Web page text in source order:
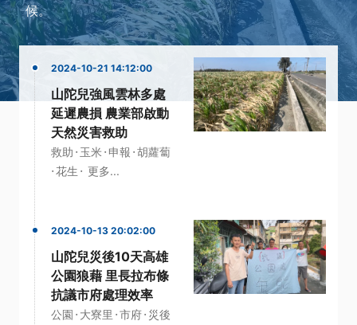
候。
2024-10-21 14:12:00
山陀兒強風雲林多處
延遲農損 農業部啟動
天然災害救助
救助 · 玉米 · 申報 ·胡蘿蔔
·花生 · 更多...
2024-10-13 20:02:00
山陀兒災後10天高雄
公園狼藉 里長拉布條
抗議市府處理效率
公園 · 大寮里 ·市府· 災後